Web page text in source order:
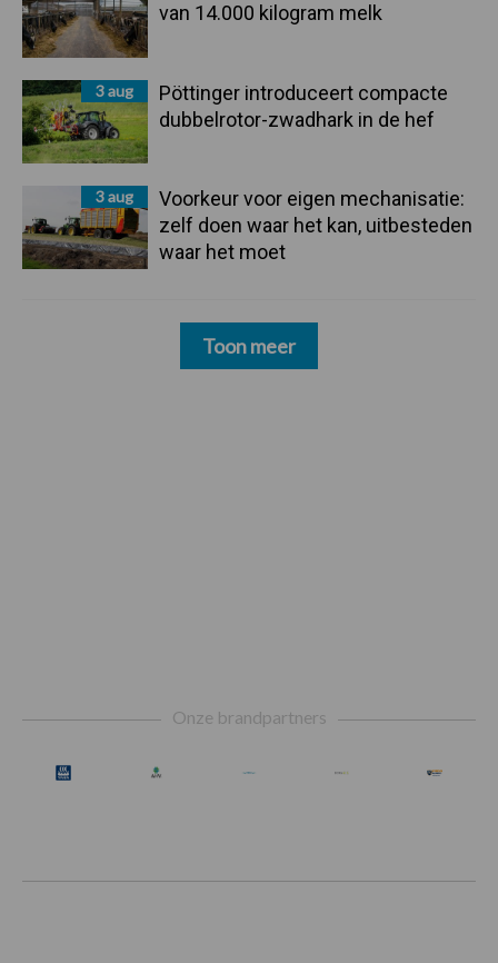
van 14.000 kilogram melk
3 aug
Pöttinger introduceert compacte
dubbelrotor-zwadhark in de hef
3 aug
Voorkeur voor eigen mechanisatie:
zelf doen waar het kan, uitbesteden
waar het moet
Toon meer
Onze brandpartners